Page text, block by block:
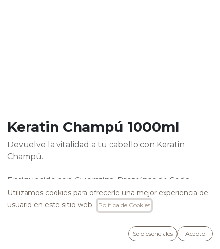
​Keratin Champú 1000ml
Devuelve la vitalidad a tu cabello con Keratin
Champú.
Enriquecido con Queratina, Proteínas de Seda,
Caviar y Colágeno, este champú limpia suavemente
mientras cuida y repara las estructuras más dañadas.
Su fórmula avanzada combate el efecto crespo,
ofreciendo una acción antienvejecimiento que
revitaliza tu melena desde la raíz hasta las puntas.
Utilizamos cookies para ofrecerle una mejor experiencia de
usuario en este sitio web.
Política de Cookies
Solo esenciales Acepto